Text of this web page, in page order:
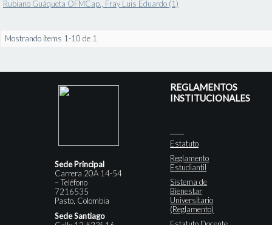
Rubiano Guáqueta OFMCap., Fray Luis Eduardo (1)
Mostrando ítems 1-10 de 1
Sede Principal
Carrera 20A 14-54
– Teléfono
7216535
Pasto, Colombia
Sede Santiago
REGLAMENTOS
INSTITUCIONALES
Estatuto
Reglamento
Estudiantil
Sistema de
Bienestar
Universitario
(Reglamento)